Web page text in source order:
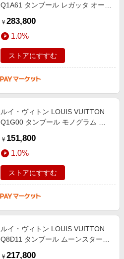
Q1A61 タンブール レガッタ オート
メンズ _957365
￥ 283,800
1.0%
ストアにすすむ
ルイ・ヴィトン LOUIS VUITTON
Q1G00 タンブール モノグラム ル
ーツ レディース 保証書付き
_953445
￥ 151,800
1.0%
ストアにすすむ
ルイ・ヴィトン LOUIS VUITTON
Q8D11 タンブール ムーンスター
￥ 217,800